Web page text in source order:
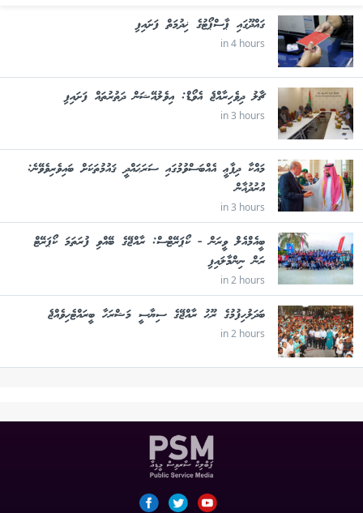
ގައްދޫގައި ޕާސްޕޯޓުގެ ޚިދުމަތް ފަށައިފި
in 4 hours
ޗާލު ދިވެހިރާއްޖެ އެވޯޑް: އިވެލުއޭޝަން ދަތުރުތައް ފަށައިފި
in 3 hours
މައްކާ ދިފާޢީ އެއްބަސްވުމުގައި ސަރަޙައްދީ ޤައުމުތަކަށް ބައިވެރިވެވޭނެ:
އުރުދުޣާން
in 3 hours
ބީއެމްއެލް ވީރަން - ކޯޕަރޭޓްސް: ރާއްޖޭގެ ބޭއްވި ފުރަތަމަ ކޯޕަރޭޓް
ރަން ނިންމާލައިފި
in 2 hours
ބަދަލުހިފުމުގެ ރޫޙު ރާއްޖޭގެ ސިޔާސީ މަޝްރަހާ ބީރައްޓެހިވެއްޖެ
in 2 hours